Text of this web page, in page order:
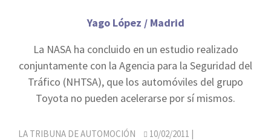
Yago López / Madrid
La NASA ha concluido en un estudio realizado
conjuntamente con la Agencia para la Seguridad del
Tráfico (NHTSA), que los automóviles del grupo
Toyota no pueden acelerarse por sí mismos.
LA TRIBUNA DE AUTOMOCIÓN 10/02/2011 |